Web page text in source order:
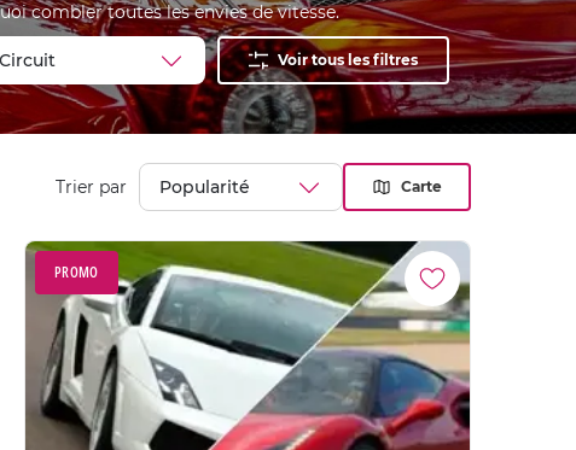
combler toutes les envies de vitesse.
Voir tous les filtres
Trier par Carte
PROMO